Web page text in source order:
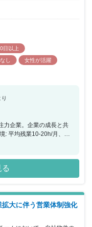
日以上
し
女性が活躍
力企業。企業の成長と共
: 平均残業10-20h/月、年
が集まり、業界からも
め､私たちが目指したの
ティブ｣の報酬制度で
ているこの報酬制度は、
インセンティブとして支
ことができるようになっ
大に伴う営業体制強化